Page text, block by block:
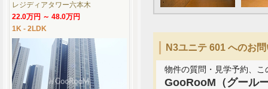
N3ユニテ 601 へのお
物件の質問・見学予約、
GooRooM（グール
レジディアタワー六本木
22.0万円 ～ 48.0万円
1K - 2LDK